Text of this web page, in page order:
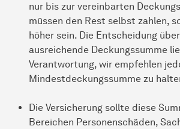
nur bis zur vereinbarten
müssen den Rest selbst zahlen,
höher sein. Die Entscheidung
ausreichende Deckungssumme
Verantwortung, wir empfehlen
Mindestdeckungssumme zu
Die Versicherung sollte diese
Bereichen Personenschäden,